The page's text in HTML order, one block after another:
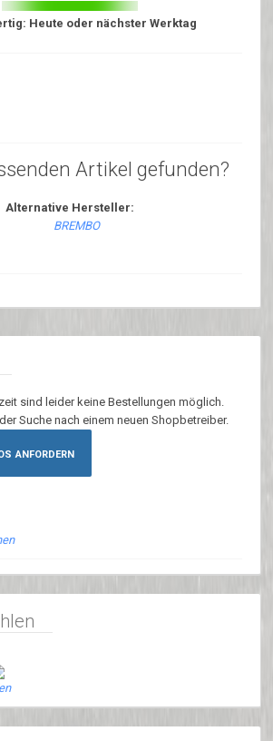
Heute oder nächster Werktag
Artikel gefunden?
Alternative Hersteller:
sind leider keine Bestellungen möglich.
Suche nach einem neuen Shopbetreiber.
anfordern